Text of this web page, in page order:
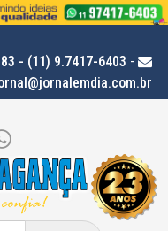
- (11) 9.7417-6403 -